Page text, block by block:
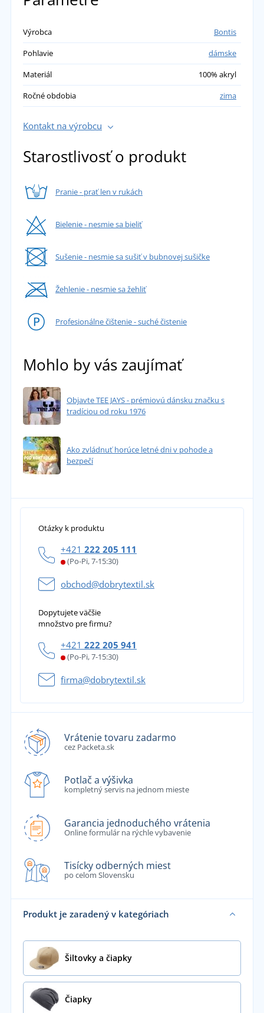
Výrobca
Bontis
Pohlavie
dámske
Materiál
100% akryl
Ročné obdobia
zima
Kontakt na výrobcu
Starostlivosť o produkt
Pranie - prať len v rukách
Bielenie - nesmie sa bieliť
Sušenie - nesmie sa sušiť v bubnovej sušičke
Žehlenie - nesmie sa žehliť
Profesionálne čištenie - suché čistenie
Mohlo by vás zaujímať
Objavte TEE JAYS - prémiovú dánsku značku s
tradíciou od roku 1976
Ako zvládnuť horúce letné dni v pohode a
bezpečí
Otázky k produktu
+421 222 205 111
(Po-Pi, 7-15:30)
obchod@dobrytextil.sk
Dopytujete väčšie
množstvo pre firmu?
+421 222 205 941
(Po-Pi, 7-15:30)
firma@dobrytextil.sk
Vrátenie tovaru zadarmo
cez Packeta.sk
Potlač a výšivka
kompletný servis na jednom mieste
Garancia jednoduchého vrátenia
Online formulár na rýchle vybavenie
Tisícky odberných miest
po celom Slovensku
Produkt je zaradený v kategóriach
Šiltovky a čiapky
Čiapky